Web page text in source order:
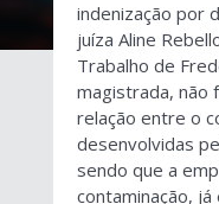
indenização por
juíza Aline
Trabalho de
magistrada, não
relação entre o
desenvolvidas
sendo que a
contaminação,